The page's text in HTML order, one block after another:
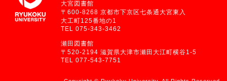
大宮図書館
〒600-8268 京都市下京区七条通大宮東入
大工町125番地の1
TEL 075-343-3462
瀬田図書館
〒520-2194 滋賀県大津市瀬田大江町横谷1-5
TEL 077-543-7751